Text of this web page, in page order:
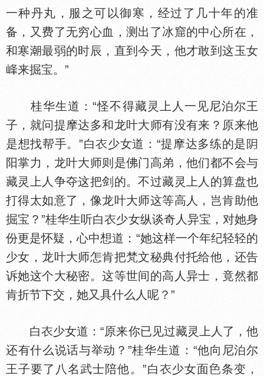
一种丹丸，服之可以御寒，经过了几十年的准
备，又费了无穷心血，测出了冰窟的中心所在，
和寒
最弱的时辰，直到今天，他才敢到这玉女
来掘宝。”
桂华生道：“怪不得藏灵上人一见尼泊尔王
子，就问提摩达多和龙叶大师有没有来？原来他
是想找帮手。”白
少女道：“提摩达多练的是
阳掌力，龙叶大师则是佛门高弟，他们都不会与
藏灵上人争夺这把剑的。不过藏灵上人的算盘也
打得太如意了，像龙叶大师这等高人，岂肯助他
掘宝？”桂华生听白
少女纵谈奇人异宝，对她身
份更是怀疑，心中想道：“她这样一个年纪轻轻的
少女，龙叶大师怎肯把梵文秘典付托给他，还告
诉她这个大秘密。这等世间的高人异士，竟然都
肯折节下交，她又具什么人呢？”
白
少女道：“原来你已见过藏灵上人了，他
还有什么说话与举动？”桂华生道：“他向尼泊尔
王子要了八名武士陪他。”白
少女面
条变，